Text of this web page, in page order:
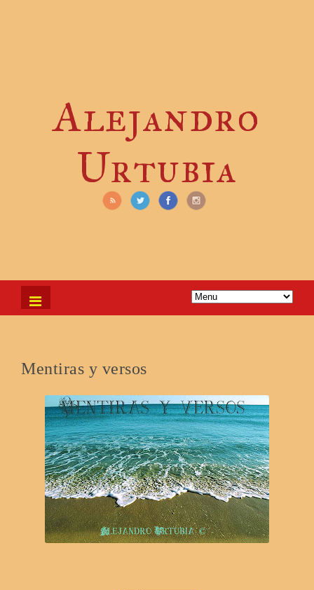
Alejandro
Urtubia
Mentiras y versos